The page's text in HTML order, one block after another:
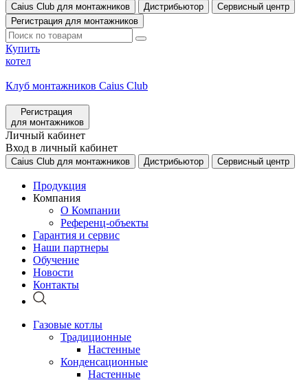
Caius Club для монтажников
Дистрибьютор
Сервисный центр
Регистрация для монтажников
Купить
котел
Клуб монтажников Caius Club
Регистрация
для монтажников
Личный кабинет
Вход в личный кабинет
Caius Club для монтажников Дистрибьютор Сервисный центр
Продукция
Компания
О Компании
Референц-объекты
Гарантия и сервис
Наши партнеры
Обучение
Новости
Контакты
Газовые котлы
Традиционные
Настенные
Конденсационные
Настенные